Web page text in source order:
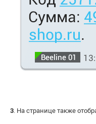
3. На странице также